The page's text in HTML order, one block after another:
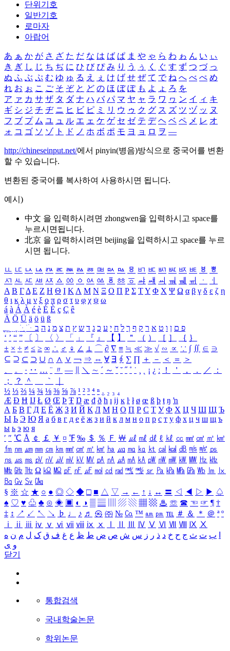
단위기호
일반기호
로마자
아랍어
あ ぁ か が さ ざ た だ な は ば ぱ ま や ゃ ら わ ゎ ん い ぃ
き ぎ し じ ち ぢ に ひ び ぴ み り う ぅ く ぐ す ず つ づ っ
ぬ ふ ぶ ぷ む ゆ ゅ る え ぇ け げ せ ぜ て で ね へ べ ぺ め
れ お ぉ こ ご そ ぞ と ど の ほ ぼ ぽ も よ ょ ろ を
ア ァ カ サ ザ タ ダ ナ ハ バ パ マ ヤ ャ ラ ワ ヮ ン イ ィ キ
ギ シ ジ チ ヂ ニ ヒ ビ ピ ミ リ ウ ゥ ク グ ス ズ ツ ヅ ッ ヌ
フ ブ プ ム ユ ュ ル エ ェ ケ ゲ セ ゼ テ デ ヘ ベ ペ メ レ オ
ォ コ ゴ ソ ゾ ト ド ノ ホ ボ ポ モ ヨ ョ ロ ヲ ―
http://chineseinput.net/에서 pinyin(병음)방식으로 중국어를 변환
할 수 있습니다.
변환된 중국어를 복사하여 사용하시면 됩니다.
예시)
中文 을 입력하시려면 zhongwen을 입력하시고 space를
누르시면됩니다.
北京 을 입력하시려면 beijing을 입력하시고 space를 누르
시면 됩니다.
ㅥ ㅦ ㅧ ㅨ ㅩ ㅪ ㅫ ㅬ ㅭ ㅮ ㅯ ㅰ ㅱ ㅲ ㅳ ㅴ ㅵ ㅶ ㅷ ㅸ
ㅹ
ㅺ ㅻ ㅼ ㅽ ㅾ ㅿ ㆀ ㆁ ㆂ ㆃ ㆄ ㆅ ㆆ ㆇ ㆈ ㆉ ㆊ ㆋ ㆌ ㆍ
ㆎ
Α Β ΓΔ Ε Ζ Η Θ Ι ΚΛ Μ Ν Ξ Ο Π Ρ Σ ΤΥ Φ Χ Ψ Ω α β γ δ ε ζ η
θ ι κ λ μ ν ξ ο π ρ σ τ υ φ χ ψ ω
á à Á À é è É È ç Ç ê
Ä Ö Ü ä ö ü ß
ִֶֹ ֻּ ׁׂ פ ם ן ו ט א ר ק ף ך ל ח י ע כ ג ד ש ץ ת צ מ נ ה ב
‘ ’ “ ” 〔 〕 〈 〉 「 」 『 』 【 】 ＂ （ ） ［ ］ ｛ ｝
± × ÷ ≠ ≤ ≥ ∞ ∴ ♂ ♀ ∠ ⊥ ⌒ ∂ ∇ ≡ ≒ ≪ ≫ √ ∽ ∝ ∵ ∫ ∬ ∈ ∋
⊆ ⊇ ⊂ ⊃ ∪ ∩ ∧ ∨ ￢ ⇒ ⇔ ∀ ∃ ∮ ∑ ∏ ＋ － ＜ ＝
＞
、
。 · ‥ … ¨ 〃 ― ＼ ∼ ´ ～ ˇ ˘ ˝ ˚ ˙ ¸ ¡ ¿ ː ！ ＇ ， ． ／
：
；
？ ＾ ｀
½ ⅓ ⅔ ¼ ¾ ⅛ ⅜ ⅝ ⅞ ¹ ² ³ ⁴ ⁿ ₁ ₂ ₃ ₄
Æ Ð Ħ Ĳ Ł Ø Œ Þ Ŧ Ŋ æ đ ð ħ ı ĳ ĸ ŀ ł ø œ ß þ ŧ ŋ ŉ
А Б В Г Д Е Ё Ж З И Й К Л М Н О П Р С Т У Ф Х Ц Ч Ш Щ Ъ
Ы Ь Э Ю Я а б в г д е ё ж з и й к л м н о п р с т у ф х ц ч ш щ ъ
ы ь э ю я
′ ″ ℃ Å ￠ ￡ ￥ ¤ ℉ ‰ ＄ ％ Ｆ ￦ ㎕ ㎖ ㎗ ℓ ㎘ ㏄ ㎣ ㎤ ㎥ ㎦
㎙ ㎚ ㎛ ㎜ ㎝ ㎞ ㎟ ㎠ ㎡ ㎢ ㏊ ㎍ ㎎ ㎏ ㏏ ㎈ ㎉ ㏈ ㎧ ㎨ ㎰
㎱ ㎲ ㎳ ㎴ ㎵ ㎶ ㎷ ㎸ ㎹ ㎀ ㎁ ㎂ ㎃ ㎄ ㎺ ㎻ ㎽ ㎾ ㎿ ㎐ ㎑
㎒ ㎓ ㎔ Ω ㏀ ㏁ ㎊ ㎋ ㎌ ㏖ ㏅ ㎭ ㎮ ㎯ ㏛ ㎩ ㎪ ㎫ ㎬ ㏝ ㏐
㏓
㏃ ㏉ ㏜ ㏆
§ ※ ☆ ★ ○ ● ◎ ◇ ◆ □ ■ △ ▽ → ← ↑ ↓ ↔ 〓 ◁ ◀ ▷ ▶ ♤
♠ ♡ ♥ ♧ ♣ ⊙ ◈ ▣ ◐ ◑ ▒ ▤ ▨ ▧ ▦ ▩ ♨ ☏ ☎ ☜ ☞ ¶ †
‡ ↕ ↗ ↙ ↖ ↘ ♭ ♩ ♪ ♬ ㉿ ㈜ № ㏇ ™ ㏂ ㏘ ℡ ＃ ＆ ＊ ＠ ª º
ⅰ
ⅱ ⅲ ⅳ ⅴ ⅵ ⅶ ⅷ ⅸ ⅹ Ⅳ Ⅴ Ⅵ Ⅶ Ⅷ Ⅸ Ⅹ
ب ت ث ج ح خ د ذ ر ز س ش ص ض ط ظ ع غ ف ق ک ل م ن ه
و ی
닫기
통합검색
국내학술논문
학위논문